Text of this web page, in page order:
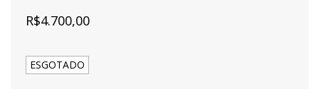
R$4.700,00
ESGOTADO